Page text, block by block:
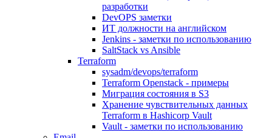
разработки
DevOPS заметки
ИТ должности на английском
Jenkins - заметки по использованию
SaltStack vs Ansible
Terraform
sysadm/devops/terraform
Terraform Openstack - примеры
Миграция состояния в S3
Хранение чувствительных данных
Terraform в Hashicorp Vault
Vault - заметки по использованию